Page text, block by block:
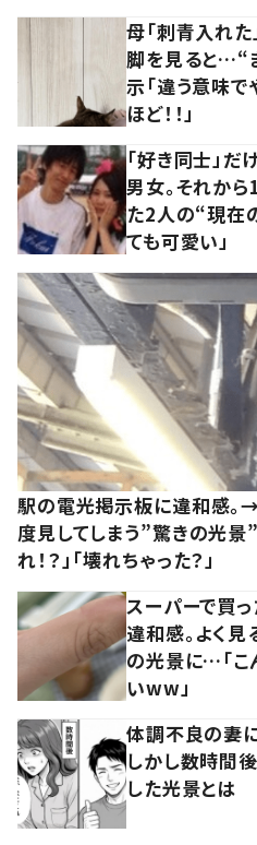
母「刺青入れた
脚を見ると…“
示「違う意味で
ほど！！」
「好き同士」
男女。それか
た2人の“現在
ても可愛い」
駅の電光掲示板に違和感
度見してしまう”驚きの光景
れ！？」「壊れちゃった？」
スーパーで買
違和感。よく見
の光景に…「こ
いww」
体調不良の妻
しかし数時間
した光景とは